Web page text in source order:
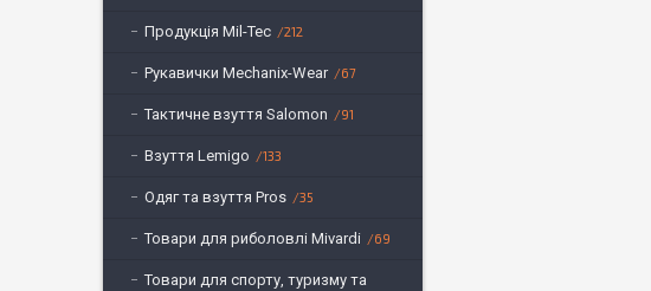
Продукція Mil-Tec 212
Рукавички Mechanix-Wear 67
Тактичне взуття Salomon 91
Взуття Lemigo 133
Одяг та взуття Pros 35
Товари для риболовлі Mivardi 69
Товари для спорту, туризму та